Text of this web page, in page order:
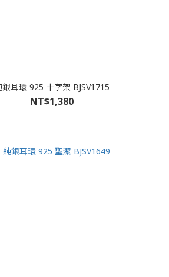
銀耳環 925 十字架 BJSV1715
NT$1,380